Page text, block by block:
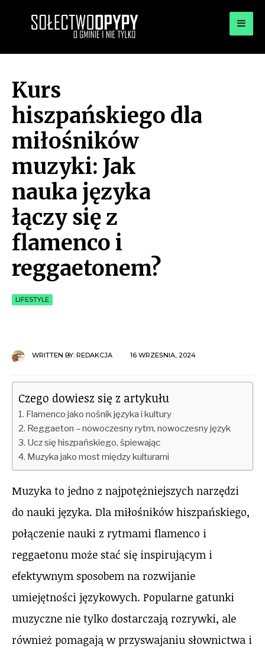
OPYPY.PL
Kurs
hiszpańskiego dla
miłośników
muzyki: Jak
nauka języka
łączy się z
flamenco i
reggaetonem?
LIFESTYLE
WRITTEN BY: REDAKCJA 16 WRZEŚNIA, 2024
Czego dowiesz się z artykułu
Flamenco jako nośnik języka i kultury
Reggaeton – nowoczesny rytm, nowoczesny język
Ucz się hiszpańskiego, śpiewając
Muzyka jako most między kulturami
Muzyka to jedno z najpotężniejszych narzędzi
do nauki języka. Dla miłośników hiszpańskiego,
połączenie nauki z rytmami flamenco i
reggaetonu może stać się inspirującym i
efektywnym sposobem na rozwijanie
umiejętności językowych. Popularne gatunki
muzyczne nie tylko dostarczają rozrywki, ale
również pomagają w przyswajaniu słownictwa i